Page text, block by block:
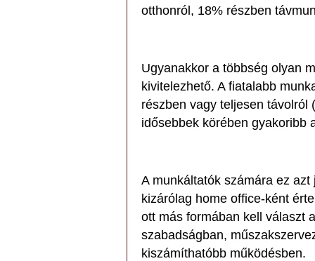
otthonról, 18% részben
Ugyanakkor a többség olyan
kivitelezhető. A fiatalabb
részben vagy teljesen távolról
idősebbek körében
A munkáltatók számára ez
kizárólag home office-ként
ott más formában kell választ
szabadságban,
kiszámíthatóbb működésben.